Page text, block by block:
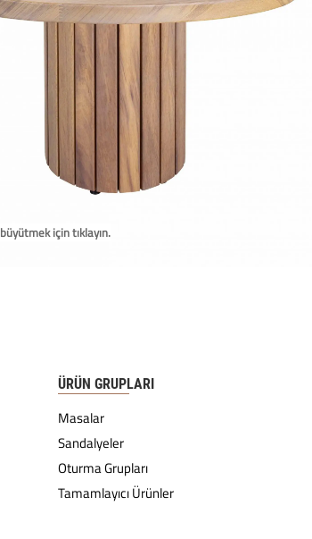
ÜRÜN GRUPLARI
Masalar
Sandalyeler
Oturma Grupları
Tamamlayıcı Ürünler